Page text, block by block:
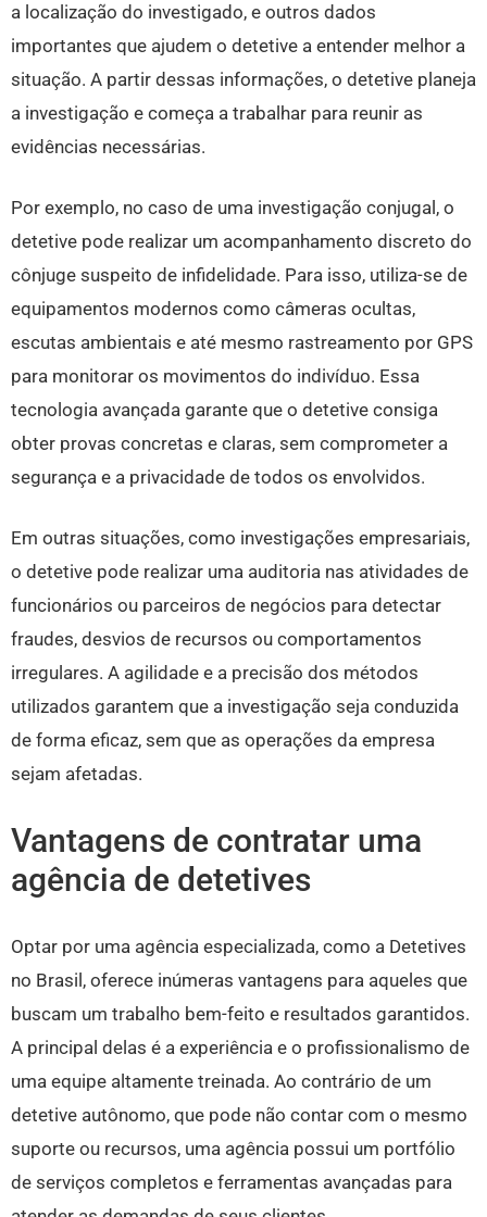
a localização do investigado, e outros dados
importantes que ajudem o detetive a entender melhor a
situação. A partir dessas informações, o detetive planeja
a investigação e começa a trabalhar para reunir as
evidências necessárias.
Por exemplo, no caso de uma investigação conjugal, o
detetive pode realizar um acompanhamento discreto do
cônjuge suspeito de infidelidade. Para isso, utiliza-se de
equipamentos modernos como câmeras ocultas,
escutas ambientais e até mesmo rastreamento por GPS
para monitorar os movimentos do indivíduo. Essa
tecnologia avançada garante que o detetive consiga
obter provas concretas e claras, sem comprometer a
segurança e a privacidade de todos os envolvidos.
Em outras situações, como investigações empresariais,
o detetive pode realizar uma auditoria nas atividades de
funcionários ou parceiros de negócios para detectar
fraudes, desvios de recursos ou comportamentos
irregulares. A agilidade e a precisão dos métodos
utilizados garantem que a investigação seja conduzida
de forma eficaz, sem que as operações da empresa
sejam afetadas.
Vantagens de contratar uma
agência de detetives
Optar por uma agência especializada, como a Detetives
no Brasil, oferece inúmeras vantagens para aqueles que
buscam um trabalho bem-feito e resultados garantidos.
A principal delas é a experiência e o profissionalismo de
uma equipe altamente treinada. Ao contrário de um
detetive autônomo, que pode não contar com o mesmo
suporte ou recursos, uma agência possui um portfólio
de serviços completos e ferramentas avançadas para